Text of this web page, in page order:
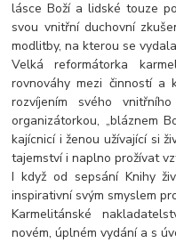
lásce Boží a lidské touze
svou vnitřní duchovní
modlitby, na kterou se
Velká reformátorka
rovnováhy mezi činností a
rozvíjením svého
organizátorkou, „bláznem
kajícnicí i ženou užívající si
tajemství i naplno prožívat
I když od sepsání Knihy
inspirativní svým smyslem
Karmelitánské
novém, úplném vydání a s